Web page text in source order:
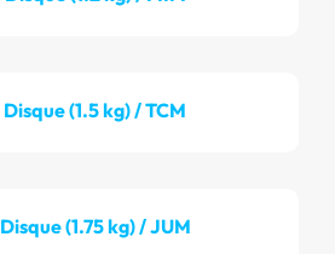
Disque (1.5 kg) / TCM
Disque (1.75 kg) / JUM